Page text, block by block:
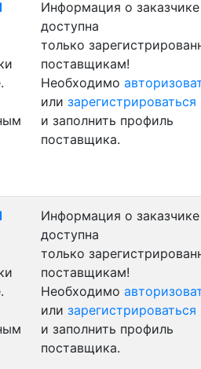
Информация о заказчике
доступна
только
поставщикам!
Необходимо
или зарегистрироваться
и заполнить профиль
поставщика.
Информация о заказчике
доступна
только
поставщикам!
Необходимо
или зарегистрироваться
и заполнить профиль
поставщика.